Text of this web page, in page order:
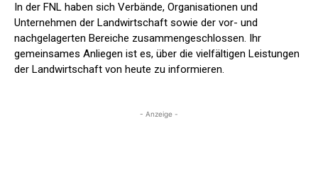
In der FNL haben sich Verbände, Organisationen und
Unternehmen der Landwirtschaft sowie der vor- und
nachgelagerten Bereiche zusammengeschlossen. Ihr
gemeinsames Anliegen ist es, über die vielfältigen Leistungen
der Landwirtschaft von heute zu informieren.
- Anzeige -